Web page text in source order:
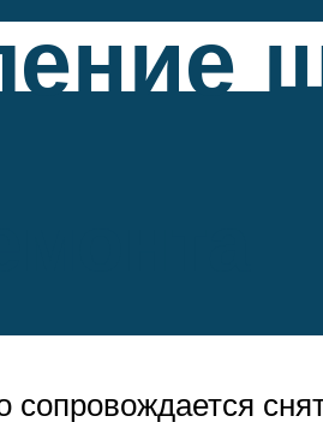
сопровождается